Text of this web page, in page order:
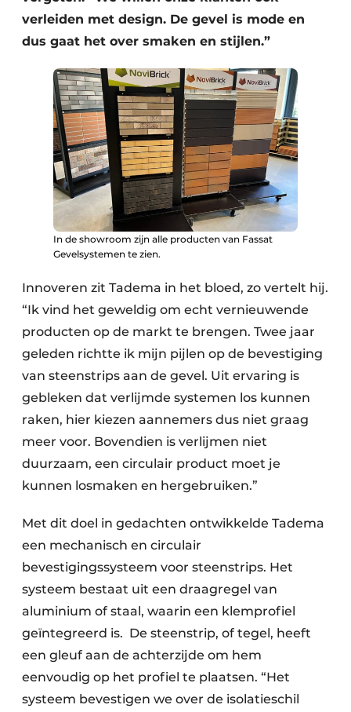
verleiden met design. De gevel is mode en
dus gaat het over smaken en stijlen.”
In de showroom zijn alle producten van Fassat
Gevelsystemen te zien.
Innoveren zit Tadema in het bloed, zo vertelt hij.
“Ik vind het geweldig om echt vernieuwende
producten op de markt te brengen. Twee jaar
geleden richtte ik mijn pijlen op de bevestiging
van steenstrips aan de gevel. Uit ervaring is
gebleken dat verlijmde systemen los kunnen
raken, hier kiezen aannemers dus niet graag
meer voor. Bovendien is verlijmen niet
duurzaam, een circulair product moet je
kunnen losmaken en hergebruiken.”
Met dit doel in gedachten ontwikkelde Tadema
een mechanisch en circulair
bevestigingssysteem voor steenstrips. Het
systeem bestaat uit een draagregel van
aluminium of staal, waarin een klemprofiel
geïntegreerd is. De steenstrip, of tegel, heeft
een gleuf aan de achterzijde om hem
eenvoudig op het profiel te plaatsen. “Het
systeem bevestigen we over de isolatieschil